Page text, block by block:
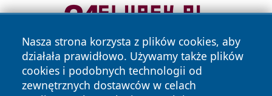
Nasza strona korzysta z plików cookies, aby
działała prawidłowo. Używamy także plików
cookies i podobnych technologii od
zewnętrznych dostawców w celach